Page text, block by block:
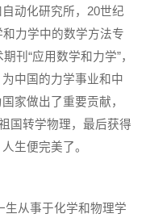
动化研究所，20世纪
力学中的数学方法专
刊“应用数学和力学”，
中国的力学事业和中
家做出了重要贡献，
国转学物理，最后获得
生便完美了。
生从事于化学和物理学